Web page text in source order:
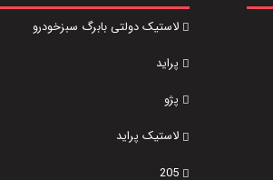
لاستیک دولتی بابرگ سبزخودرو
پراید
پژو
لاستیک پراید
205